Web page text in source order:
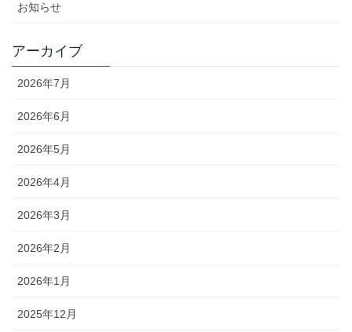
お知らせ
アーカイブ
2026年7月
2026年6月
2026年5月
2026年4月
2026年3月
2026年2月
2026年1月
2025年12月